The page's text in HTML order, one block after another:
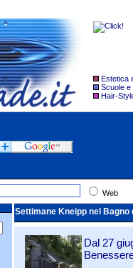
Estetica
Scuole e
Hair-
Web
Settimane Kneipp nel Bagno
Dal 27